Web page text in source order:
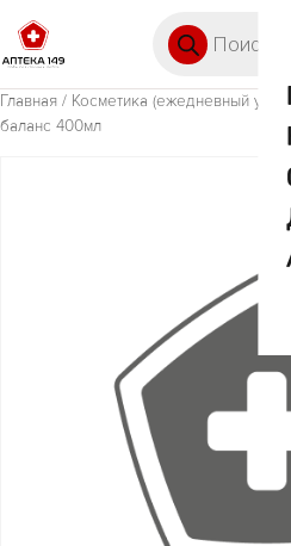
Главная / Косметика (ежедневный уход)
баланс 400мл